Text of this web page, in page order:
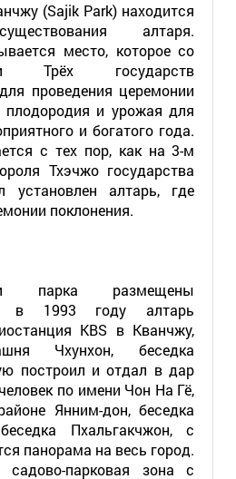
(Sajik Park) находится
алтаря.
место, которое со
Трёх государств
проведения церемонии
плодородия и урожая для
и богатого года.
с тех пор, как на 3-м
Тхэчжо государства
алтарь, где
поклонения.
парка размещены
в 1993 году алтарь
KBS в Кванчжу,
Чхунхон, беседка
построил и отдал в дар
по имени Чон На Гё,
Янним-дон, беседка
Пхальгакчжон, с
панорама на весь город.
садово-парковая зона с